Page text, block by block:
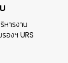
หารงาน
องฯ URS